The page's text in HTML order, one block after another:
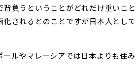
負うということがどれだけ重いこと
されるとのことですが日本人として
ルやマレーシアでは日本よりも住み